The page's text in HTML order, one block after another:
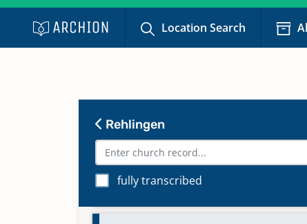
Location Search
Rehlingen
fully transcribed
Abendmahl 1953 - 1965
Keine verfügbaren Digitalisate
Bestattungen 1831 - 1980